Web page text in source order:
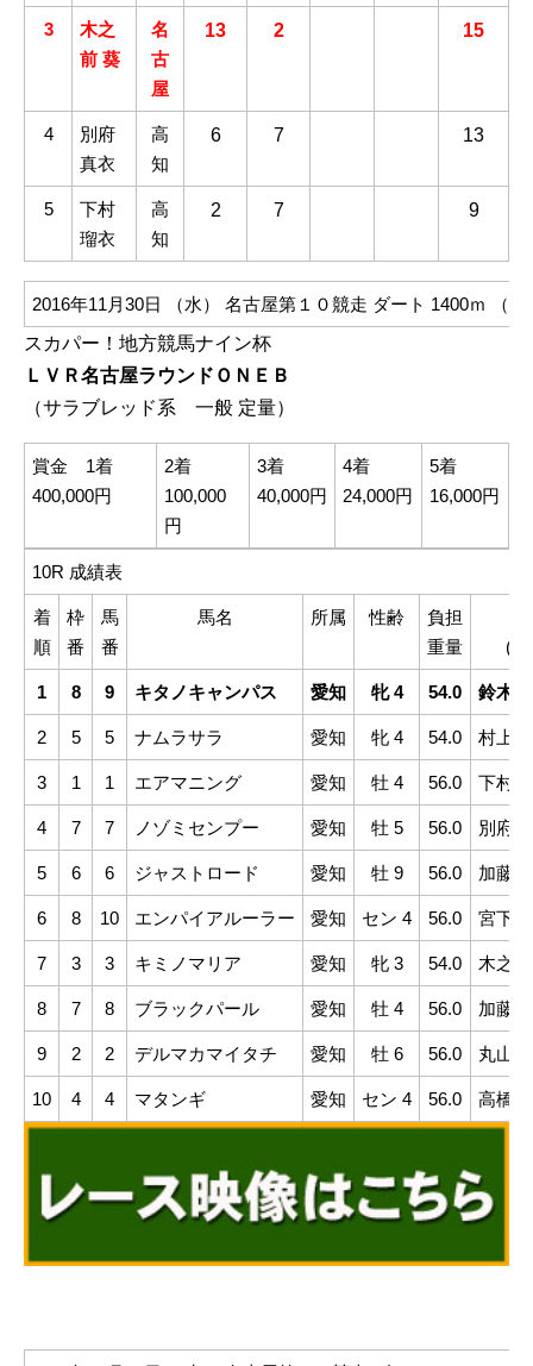
3
木之
前 葵
名
古
屋
13 2 15
4
別府
真衣
高
知
6 7 13
5
下村
瑠衣
高
知
2 7 9
2016年11月30日 （水） 名古屋第１０競走 ダート 1400ｍ （
スカパー！地方競馬ナイン杯
ＬＶＲ名古屋ラウンドＯＮＥＢ
（サラブレッド系 一般 定量）
賞金 1着
400,000円
2着
100,000
円
3着
40,000円
4着
24,000円
5着
16,000円
10R 成績表
着
順
枠
番
馬
番
馬名 所属 性齢
負担
重量
(
1 8 9 キタノキャンパス 愛知 牝 4 54.0 鈴木
2 5 5 ナムラサラ 愛知 牝 4 54.0 村上
3 1 1 エアマニング 愛知 牡 4 56.0 下村
4 7 7 ノゾミセンプー 愛知 牡 5 56.0 別府
5 6 6 ジャストロード 愛知 牡 9 56.0 加藤
6 8 10 エンパイアルーラー 愛知 セン 4 56.0 宮下
7 3 3 キミノマリア 愛知 牝 3 54.0 木之
8 7 8 ブラックパール 愛知 牡 4 56.0 加藤
9 2 2 デルマカマイタチ 愛知 牡 6 56.0 丸山
10 4 4 マタンギ 愛知 セン 4 56.0 高橋